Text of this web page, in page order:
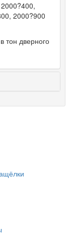
2000?900
тон дверного